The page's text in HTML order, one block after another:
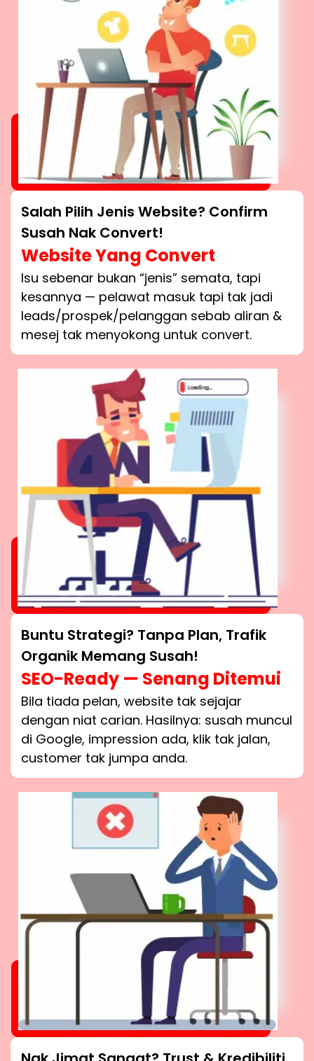
Salah Pilih Jenis Website? Confirm
Susah Nak Convert!
Website Yang Convert
Isu sebenar bukan “jenis” semata, tapi
kesannya — pelawat masuk tapi tak jadi
leads/prospek/pelanggan sebab aliran &
mesej tak menyokong untuk convert.
Buntu Strategi? Tanpa Plan, Trafik
Organik Memang Susah!
SEO-Ready — Senang Ditemui
Bila tiada pelan, website tak sejajar
dengan niat carian. Hasilnya: susah muncul
di Google, impression ada, klik tak jalan,
customer tak jumpa anda.